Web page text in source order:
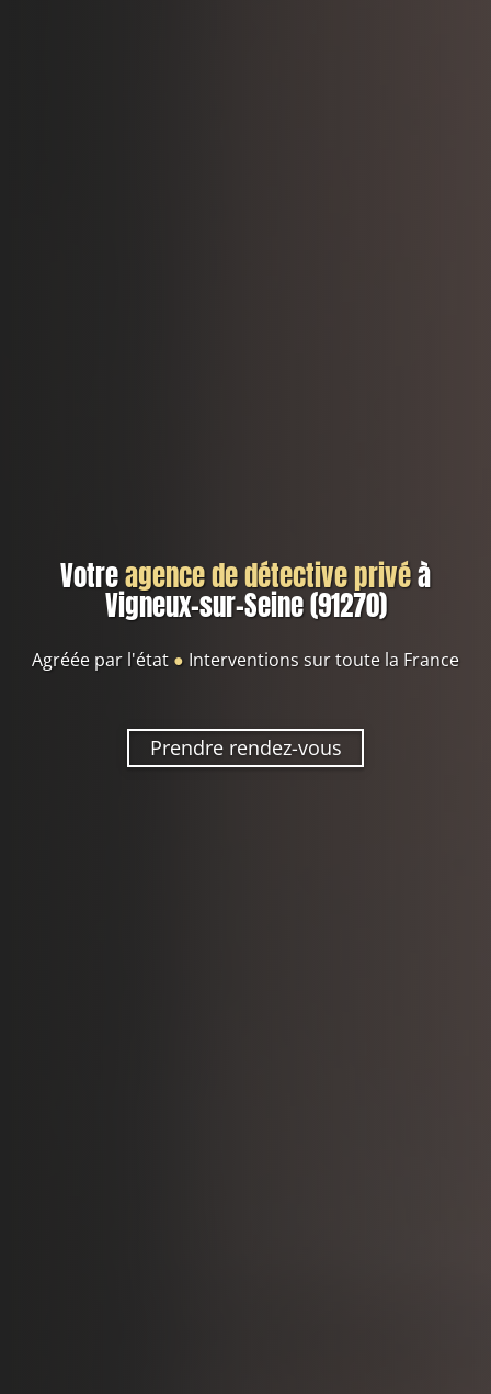
Votreagence de détective privéà
Vigneux-sur-Seine (91270)
Agréée par l'état ● Interventions sur toute la France
Prendre rendez-vous